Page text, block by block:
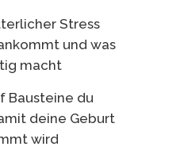
Stress
und was
macht
Bausteine du
deine Geburt
wird